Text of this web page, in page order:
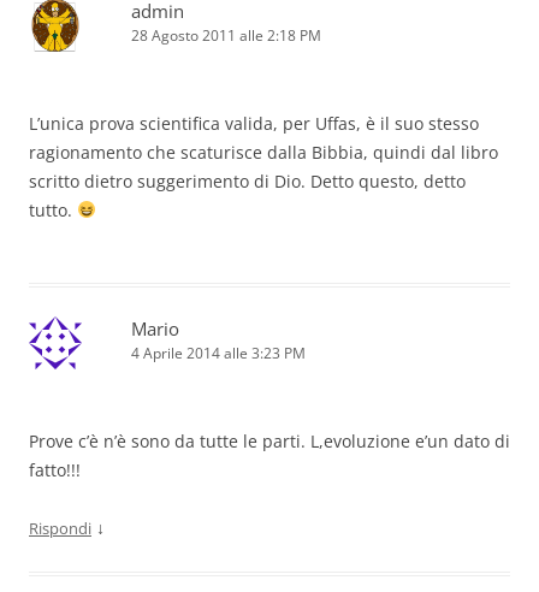
admin
28 Agosto 2011 alle 2:18 PM
L’unica prova scientifica valida, per Uffas, è il suo stesso
ragionamento che scaturisce dalla Bibbia, quindi dal libro
scritto dietro suggerimento di Dio. Detto questo, detto
tutto.
Mario
4 Aprile 2014 alle 3:23 PM
Prove c’è n’è sono da tutte le parti. L,evoluzione e’un dato di
fatto!!!
Rispondi ↓